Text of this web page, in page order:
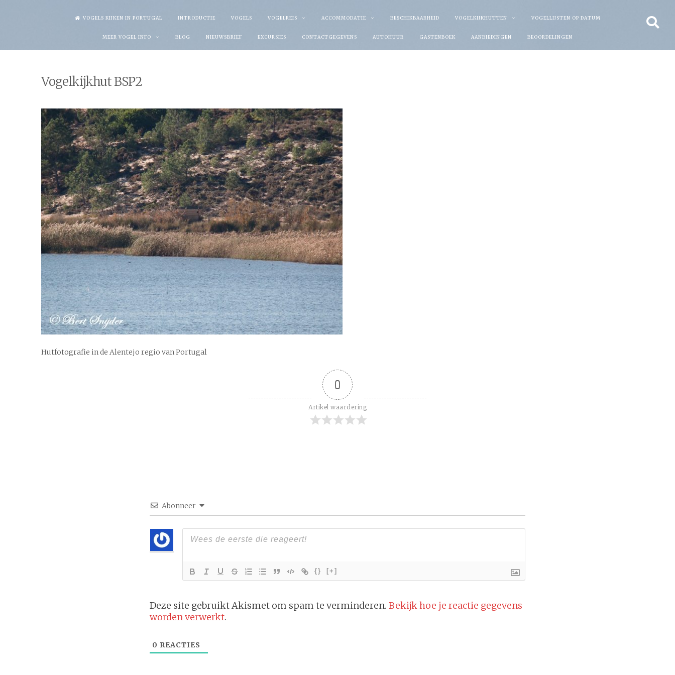
VOGELS KIJKEN IN PORTUGAL INTRODUCTIE VOGELS VOGELREIS ACCOMMODATIE BESCHIKBAARHEID VOGELKIJKHUTTEN VOGELLIJSTEN OP DATUM
MEER VOGEL INFO BLOG NIEUWSBRIEF EXCURSIES CONTACTGEGEVENS AUTOHUUR GASTENBOEK AANBIEDINGEN BEOORDELINGEN
Vogelkijkhut BSP2
Hutfotografie in de Alentejo regio van Portugal
0
Artikel waardering
Abonneer
{} [+]
Deze site gebruikt Akismet om spam te verminderen. Bekijk hoe je reactie gegevens
worden verwerkt.
0 REACTIES